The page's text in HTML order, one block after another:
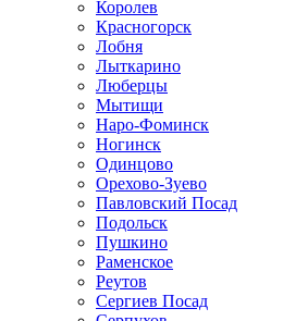
Королев
Красногорск
Лобня
Лыткарино
Люберцы
Мытищи
Наро-Фоминск
Ногинск
Одинцово
Орехово-Зуево
Павловский Посад
Подольск
Пушкино
Раменское
Реутов
Сергиев Посад